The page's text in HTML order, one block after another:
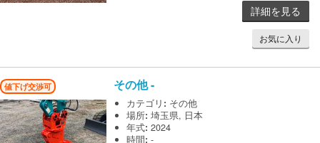
詳細を見る
お気に入り
値下げ交渉可 その他-
カテゴリ : その他
場所:埼玉県, 日本
年式:2024
時間:-